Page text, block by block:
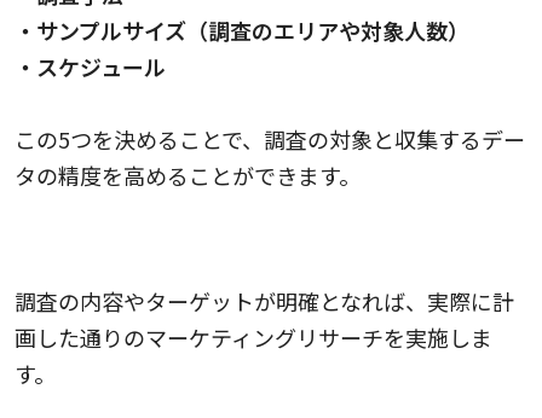
・サンプルサイズ（調査のエリアや対象人数）
・スケジュール
この5つを決めることで、調査の対象と収集するデー
タの精度を高めることができます。
調査の内容やターゲットが明確となれば、実際に計
画した通りのマーケティングリサーチを実施しま
す。